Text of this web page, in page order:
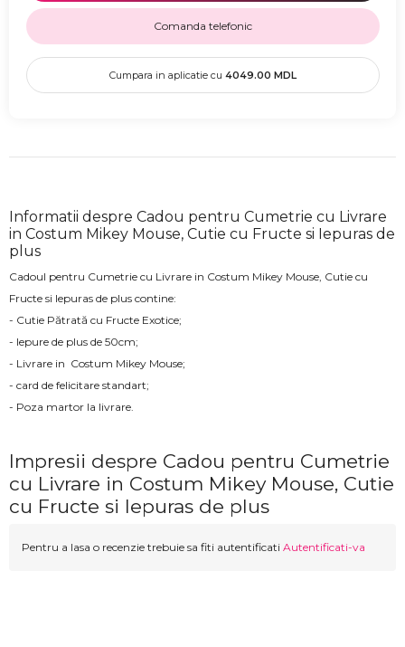
Comanda telefonic
Cumpara in aplicatie cu 4049.00 MDL
Informatii despre Cadou pentru Cumetrie cu Livrare
in Costum Mikey Mouse, Cutie cu Fructe si Iepuras de
plus
Cadoul pentru Cumetrie cu Livrare in Costum Mikey Mouse, Cutie cu
Fructe si Iepuras de plus contine:
- Cutie Pătrată cu Fructe Exotice;
- Iepure de plus de 50cm;
- Livrare in Costum Mikey Mouse;
- card de felicitare standart;
- Poza martor la livrare.
Impresii despre Cadou pentru Cumetrie
cu Livrare in Costum Mikey Mouse, Cutie
cu Fructe si Iepuras de plus
Pentru a lasa o recenzie trebuie sa fiti autentificati Autentificati-va